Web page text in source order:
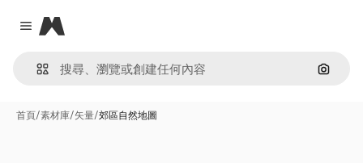
Close menu
Magnific
通過圖
首頁/素材庫/矢量/郊區自然地圖